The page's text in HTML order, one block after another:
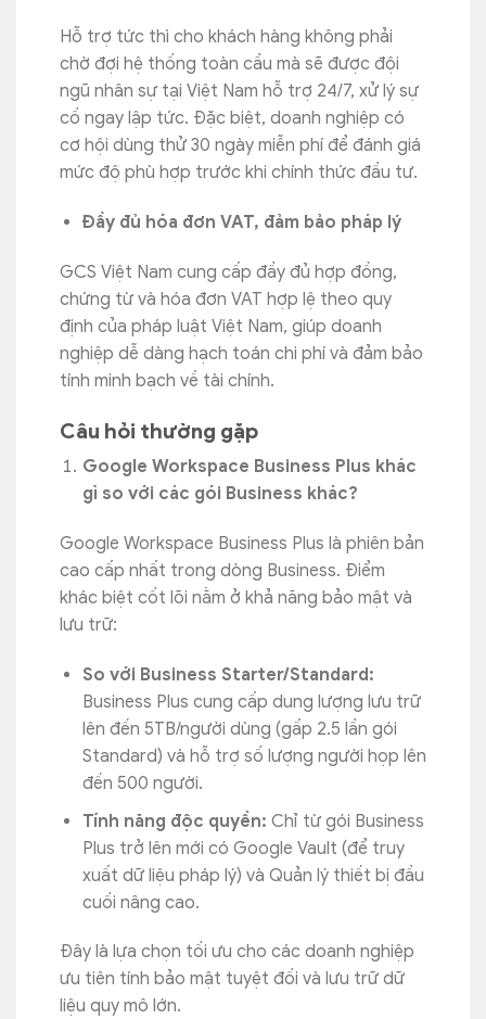
Hỗ trợ tức thì cho khách hàng không phải
chờ đợi hệ thống toàn cầu mà sẽ được đội
ngũ nhân sự tại Việt Nam hỗ trợ 24/7, xử lý sự
cố ngay lập tức. Đặc biệt, doanh nghiệp có
cơ hội dùng thử 30 ngày miễn phí để đánh giá
mức độ phù hợp trước khi chính thức đầu tư.
Đầy đủ hóa đơn VAT, đảm bảo pháp lý
GCS Việt Nam cung cấp đầy đủ hợp đồng,
chứng từ và hóa đơn VAT hợp lệ theo quy
định của pháp luật Việt Nam, giúp doanh
nghiệp dễ dàng hạch toán chi phí và đảm bảo
tính minh bạch về tài chính.
Câu hỏi thường gặp
Google Workspace Business Plus khác
gì so với các gói Business khác?
Google Workspace Business Plus là phiên bản
cao cấp nhất trong dòng Business. Điểm
khác biệt cốt lõi nằm ở khả năng bảo mật và
lưu trữ:
So với Business Starter/Standard:
Business Plus cung cấp dung lượng lưu trữ
lên đến 5TB/người dùng (gấp 2.5 lần gói
Standard) và hỗ trợ số lượng người họp lên
đến 500 người.
Tính năng độc quyền: Chỉ từ gói Business
Plus trở lên mới có Google Vault (để truy
xuất dữ liệu pháp lý) và Quản lý thiết bị đầu
cuối nâng cao.
Đây là lựa chọn tối ưu cho các doanh nghiệp
ưu tiên tính bảo mật tuyệt đối và lưu trữ dữ
liệu quy mô lớn.